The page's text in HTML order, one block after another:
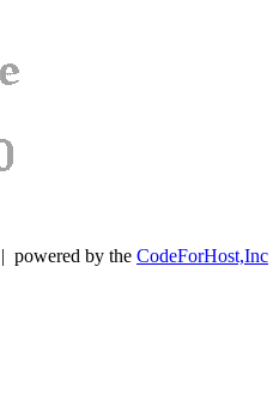
| powered by the CodeForHost,Inc